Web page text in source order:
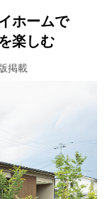
ホームで
楽しむ
掲載